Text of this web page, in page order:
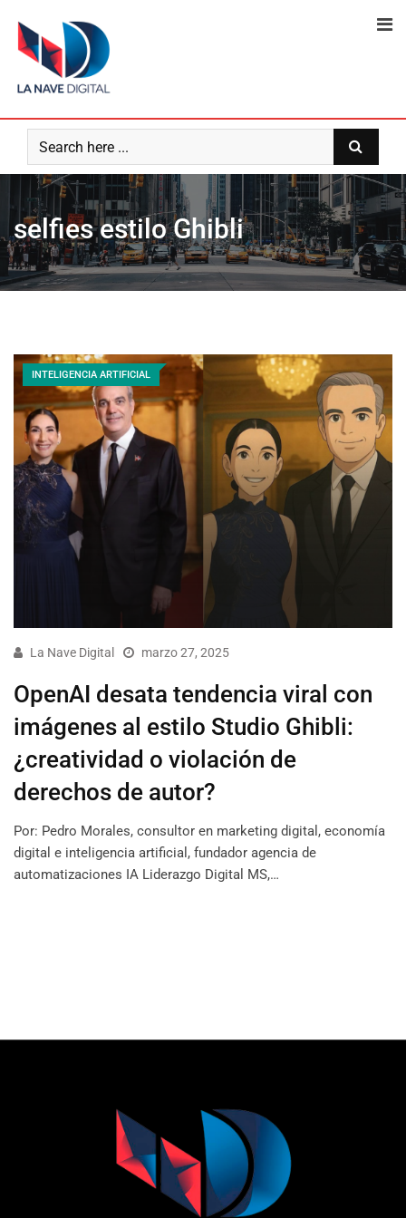
content
selfies estilo Ghibli
INTELIGENCIA ARTIFICIAL
La Nave Digital marzo 27, 2025
OpenAI desata tendencia viral con
imágenes al estilo Studio Ghibli:
¿creatividad o violación de
derechos de autor?
Por: Pedro Morales, consultor en marketing digital, economía
digital e inteligencia artificial, fundador agencia de
automatizaciones IA Liderazgo Digital MS,…